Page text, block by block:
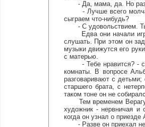
- Да, мама, да. Но разве
- Лучше всего
сыграем что-нибудь?
- С удовольствием.
Едва они начали
слушать. При этом он
музыки движутся его
с матерью.
- Тебе нравится? -
комнаты. В вопросе
разговаривают с
старшего брата, с
таком тоне он не
Тем временем Верагут
художник - нервничая и
когда он узнал о приезде
- Разве он приехал